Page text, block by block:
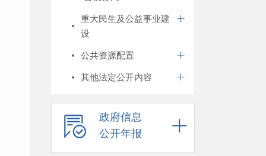
重大民生及公益事业建
设
公共资源配置
其他法定公开内容
政府信息
公开年报